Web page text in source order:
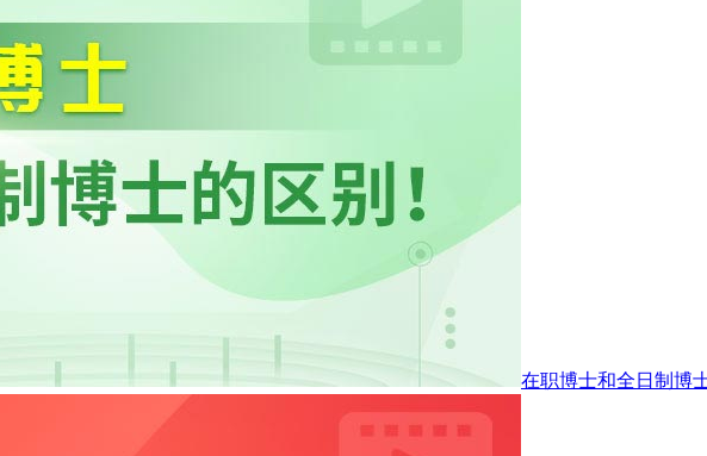
在职博士和全日制博